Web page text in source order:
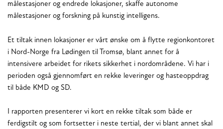
målestasjoner og endrede lokasjoner, skaffe autonome
målestasjoner og forskning på kunstig intelligens.
Et tiltak innen lokasjoner er vårt ønske om å flytte regionkontoret
i Nord-Norge fra Lødingen til Tromsø, blant annet for å
intensivere arbeidet for rikets sikkerhet i nordområdene. Vi har i
perioden også gjennomført en rekke leveringer og hasteoppdrag
til både KMD og SD.
I rapporten presenterer vi kort en rekke tiltak som både er
ferdigstilt og som fortsetter i neste tertial, der vi blant annet skal